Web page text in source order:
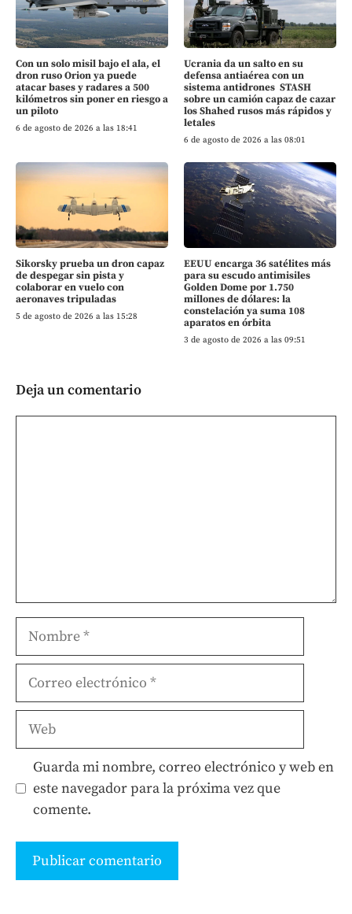
Con un solo misil bajo el ala, el
dron ruso Orion ya puede
atacar bases y radares a 500
kilómetros sin poner en riesgo a
un piloto
6 de agosto de 2026 a las 18:41
Ucrania da un salto en su
defensa antiaérea con un
sistema antidrones STASH
sobre un camión capaz de cazar
los Shahed rusos más rápidos y
letales
6 de agosto de 2026 a las 08:01
Sikorsky prueba un dron capaz
de despegar sin pista y
colaborar en vuelo con
aeronaves tripuladas
5 de agosto de 2026 a las 15:28
EEUU encarga 36 satélites más
para su escudo antimisiles
Golden Dome por 1.750
millones de dólares: la
constelación ya suma 108
aparatos en órbita
3 de agosto de 2026 a las 09:51
Deja un comentario
Nombre
Correo
Web
Guarda mi nombre, correo electrónico y web en
este navegador para la próxima vez que
comente.